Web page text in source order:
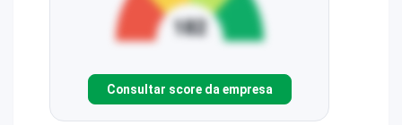
Consultar score da empresa